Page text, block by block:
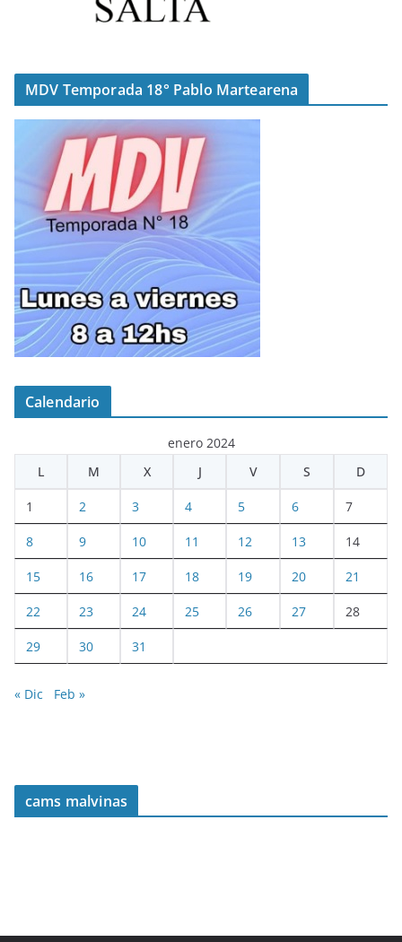
MDV Temporada 18° Pablo Martearena
Calendario
enero 2024
L
M X J V S D
1 2 3 4 5 6 7
8 9 10 11 12 13 14
15 16 17 18 19 20 21
22 23 24 25 26 27 28
29 30 31
« Dic Feb »
cams malvinas